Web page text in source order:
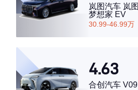
岚图汽车 岚图
梦想家 EV
30.99-46.99万
4.63
合创汽车 V09